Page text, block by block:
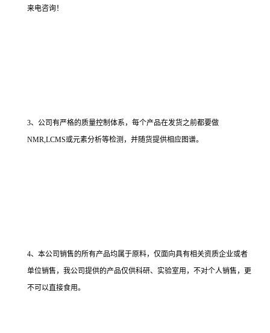
来电咨询！
3、公司有严格的质量控制体系，每个产品在发货之前都要做
NMR,LCMS或元素分析等检测，并随货提供相应图谱。
4、本公司销售的所有产品均属于原料，仅面向具有相关资质企业或者
单位销售，我公司提供的产品仅供科研、实验室用，不对个人销售，更
不可以直接食用。